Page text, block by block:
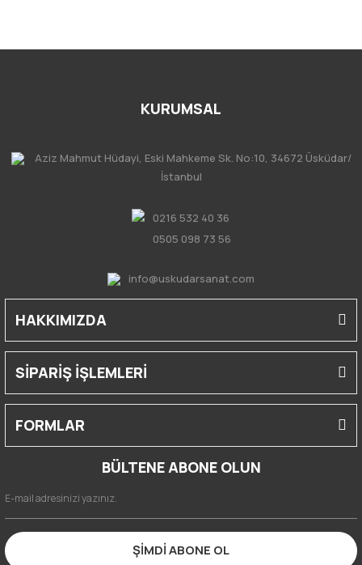
KURUMSAL
Aziz Mahmut Hüdayi, Eski Mahkeme Sk. No:10, 34672 Üsküdar/
İstanbul
0216 532 40 36
0505 098 73 56
info@uskudarsanat.com
HAKKIMIZDA
SİPARİŞ İŞLEMLERİ
FORMLAR
BÜLTENE ABONE OLUN
ŞİMDİ ABONE OL